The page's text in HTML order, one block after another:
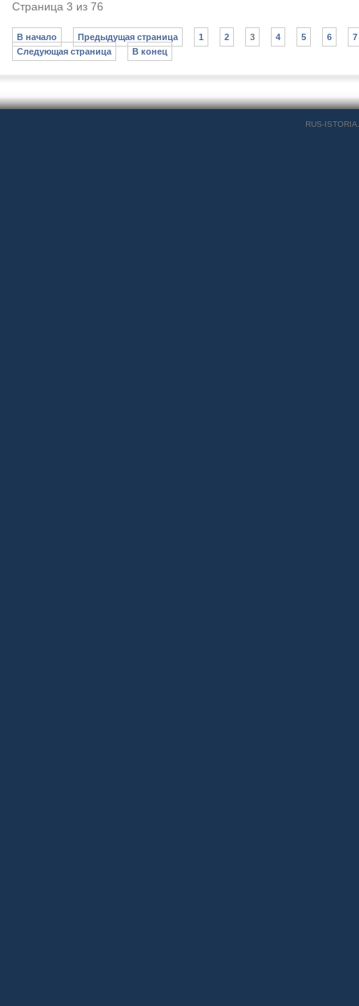
Страница 3 из 76
В начало Предыдущая страница 1 2 3 4 5 6
7
Следующая страница
В конец
RUS-